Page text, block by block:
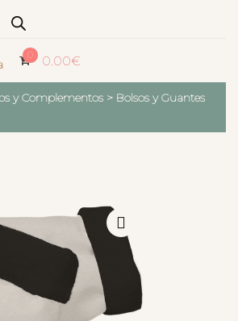
0 0.00€
y Complementos > Bolsos y Guantes